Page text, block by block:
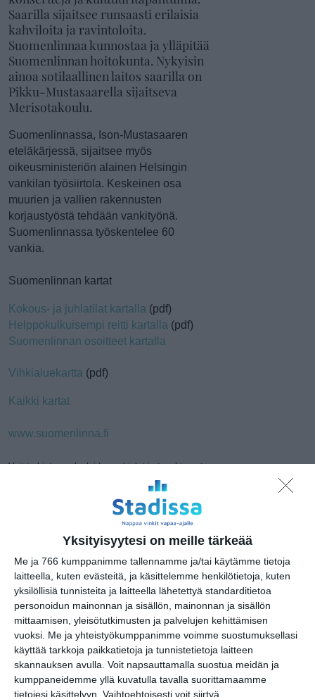
Yksityisyytesi on meille tärkeää
Me ja 766 kumppanimme tallennamme ja/tai käytämme tietoja
laitteella, kuten evästeitä, ja käsittelemme henkilötietoja, kuten
yksilöllisiä tunnisteita ja laitteella lähetettyä standarditietoa
personoidun mainonnan ja sisällön, mainonnan ja sisällön
mittaamisen, yleisötutkimusten ja palvelujen kehittämisen
vuoksi. Me ja yhteistyökumppanimme voimme suostumuksellasi
käyttää tarkkoja paikkatietoja ja tunnistetietoja laitteen
skannauksen avulla. Voit napsauttamalla suostua meidän ja
kumppaneidemme yllä kuvatulla tavalla suorittamaamme
tietojesi käsittelyyn. Vaihtoehtoisesti voit siirtyä
Saarilla sijaitsee runsaasti erilaisia
kahviloita ja ravintoloita.
Suomenlinnaa kunnostaa ja ylläpitää
Suomenlinnan hoitokunta. Nykyisin
ainoa sotilaallinen laitos saarilla on
Pikku-Mustasaarella sijaitseva
Merisotakoulu.
Suomenlinnassa, Ison-Mustasaaren
eteläkärjessä, sijaitsee myös
oikeusministeriön alainen Helsingin
vankilan työsiirtola. Keskeinen osa
muurien ja vallien rakennusten
korjaustyöstä tehdään vankityönä.
Suomenlinnassa työskentelee 60
vankia.
Suomenlinnan kartat
Kokous- ja juhlatilat kartalla (pdf)
Helppokulkuisempi reitti kartalla (pdf)
Suomenlinnan osoitteet kartalla
Vihkialuekartta (pdf)
Kaikki kartat
www.suomenlinna.fi
Voit tarkistaa palveluiden aukiolot ja tapahtumat
www.suomenlinna.fi/aukiolot
Kopioi tämän sivun linkki / Copy link
to this page
Jaa tämä vinkki tai paikka
valitsemassasi palvelussa / share
this page:
S
F
W
T
X
C
G
M